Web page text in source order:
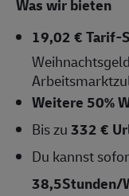
Was wir bieten
19,02 € Tarif-
Weitere 50%
Bis zu332 €
Du kannst
38,5Stunden/